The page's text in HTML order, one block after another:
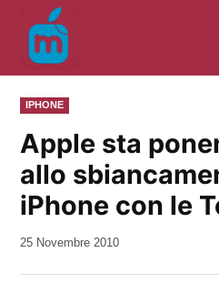
contenuto
PUBBLICATO
IN
IPHONE
Apple sta
allo
iPhone con le
da
25 Novembre 2010